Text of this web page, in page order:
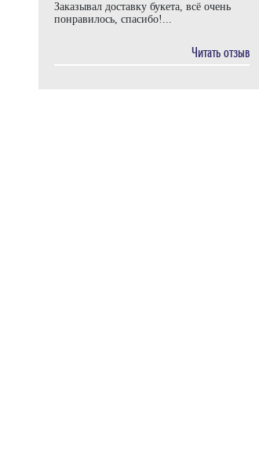
Мясоперерабатывающие фабрики
Заказывал доставку букета, всё очень
понравилось, спасибо!...
Читать отзыв